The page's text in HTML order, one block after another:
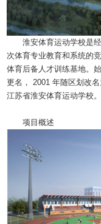
淮安体育运动学校是
次体育专业教育和系统的
体育后备人才训练基地。
更名， 2001 年随区划改
江苏省淮安体育运动学校。
项目概述